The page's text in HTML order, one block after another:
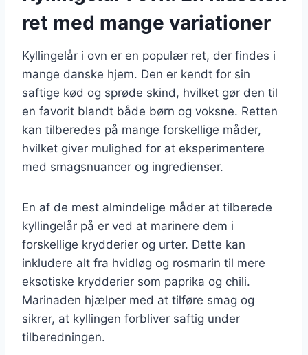
ret med mange variationer
Kyllingelår i ovn er en populær ret, der findes i
mange danske hjem. Den er kendt for sin
saftige kød og sprøde skind, hvilket gør den til
en favorit blandt både børn og voksne. Retten
kan tilberedes på mange forskellige måder,
hvilket giver mulighed for at eksperimentere
med smagsnuancer og ingredienser.
En af de mest almindelige måder at tilberede
kyllingelår på er ved at marinere dem i
forskellige krydderier og urter. Dette kan
inkludere alt fra hvidløg og rosmarin til mere
eksotiske krydderier som paprika og chili.
Marinaden hjælper med at tilføre smag og
sikrer, at kyllingen forbliver saftig under
tilberedningen.